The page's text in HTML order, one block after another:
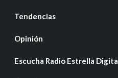
Tendencias
Opinión
Escucha Radio Estrella